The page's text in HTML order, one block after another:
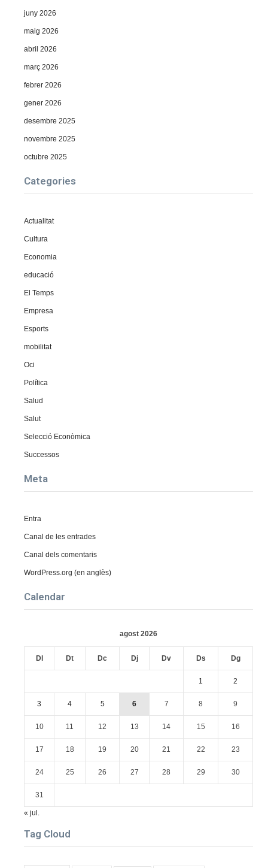
juny 2026
maig 2026
abril 2026
març 2026
febrer 2026
gener 2026
desembre 2025
novembre 2025
octubre 2025
Categories
Actualitat
Cultura
Economia
educació
El Temps
Empresa
Esports
mobilitat
Oci
Política
Salud
Salut
Selecció Econòmica
Successos
Meta
Entra
Canal de les entrades
Canal dels comentaris
WordPress.org (en anglès)
Calendar
agost 2026
Dl Dt Dc Dj Dv Ds Dg
1 2
3 4 5 6 7 8 9
10 11 12 13 14 15 16
17 18 19 20 21 22 23
24 25 26 27 28 29 30
31
« jul.
Tag Cloud